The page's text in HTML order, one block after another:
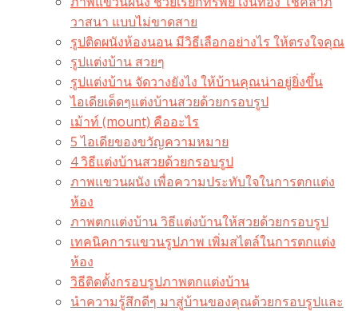
วาสนา แบบไม่ขาดสาย
รูปติดผนังห้องนอน มีวิธีเลือกอย่างไร ให้ตรงใจคุณ
รูปแต่งบ้าน สวยๆ
รูปแต่งบ้าน จัดวางยังไง ให้บ้านคุณน่าอยู่ยิ่งขึ้น
ไอเดียเด็ดๆแต่งบ้านสวยด้วยกรอบรูป
เม้าท์ (mount) คืออะไร​
5 ไอเดียของขวัญความหมาย
4 วิธีแต่งบ้านสวยด้วยกรอบรูป
ภาพแขวนผนัง เพื่อความประทับใจในการตกแต่ง
ห้อง
ภาพตกแต่งบ้าน วิธีแต่งบ้านให้สวยด้วยกรอบรูป
เทคนิคการแขวนรูปภาพ เพิ่มสไตล์ในการตกแต่ง
ห้อง
วิธีติดตั้งกรอบรูปภาพตกแต่งบ้าน
นำความรู้สึกดีๆ มาสู่บ้านของคุณด้วยกรอบรูปและ